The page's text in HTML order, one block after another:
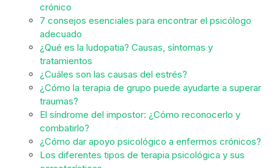
crónico
7 consejos esenciales para encontrar el psicólogo
adecuado
¿Qué es la ludopatia? Causas, síntomas y
tratamientos
¿Cuáles son las causas del estrés?
¿Cómo la terapia de grupo puede ayudarte a superar
traumas?
El síndrome del impostor: ¿Cómo reconocerlo y
combatirlo?
¿Cómo dar apoyo psicológico a enfermos crónicos?
Los diferentes tipos de terapia psicológica y sus